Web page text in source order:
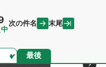
次の件名 末尾
最後